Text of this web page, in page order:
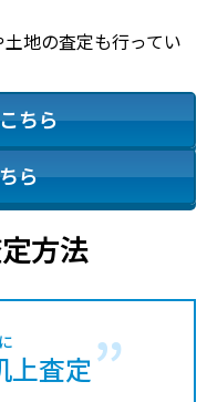
地の査定も行ってい
ちら
ら
方法
上査定